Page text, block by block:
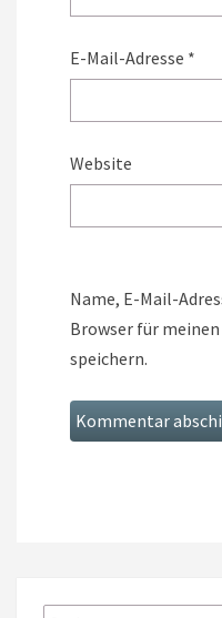
E-Mail-Adresse *
Website
Name, E-Mail-
Browser für
speichern.